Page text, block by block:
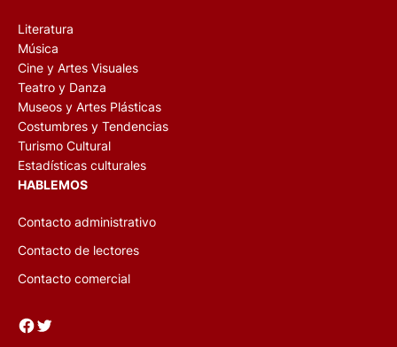
Literatura
Música
Cine y Artes Visuales
Teatro y Danza
Museos y Artes Plásticas
Costumbres y Tendencias
Turismo Cultural
Estadísticas culturales
HABLEMOS
Contacto administrativo
Contacto de lectores
Contacto comercial
Facebook Twitter